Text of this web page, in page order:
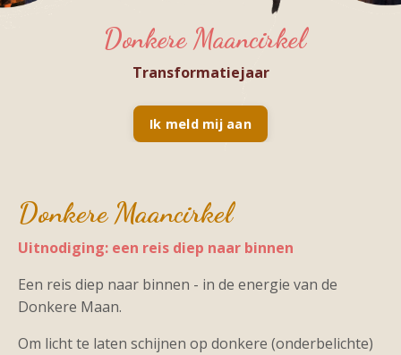
Donkere Maancirkel
Transformatiejaar
Ik meld mij aan
Donkere Maancirkel
Uitnodiging: een reis diep naar binnen
Een reis diep naar binnen - in de energie van de
Donkere Maan.
Om licht te laten schijnen op donkere (onderbelichte)